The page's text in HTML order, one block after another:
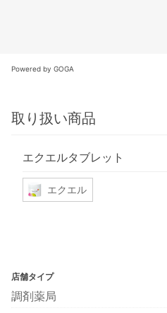
Powered by GOGA
取り扱い商品
エクエルタブレット
エクエル
店舗タイプ
調剤薬局